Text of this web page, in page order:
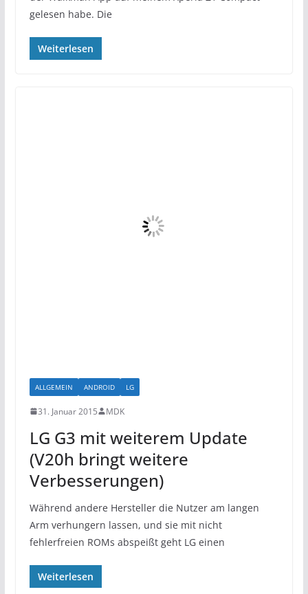
gelesen habe. Die
Weiterlesen
ALLGEMEIN ANDROID LG
31. Januar 2015 MDK
LG G3 mit weiterem Update
(V20h bringt weitere
Verbesserungen)
Während andere Hersteller die Nutzer am langen
Arm verhungern lassen, und sie mit nicht
fehlerfreien ROMs abspeißt geht LG einen
Weiterlesen